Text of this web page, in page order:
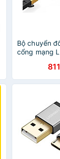
Bộ chuyển
cổng mạng
gigabits
- HÀNG